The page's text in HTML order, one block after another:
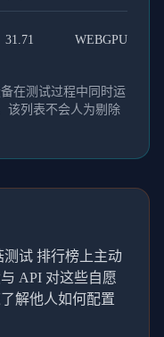
31.71 WEBGPU
在测试过程中同时运
该列表不会人为剔除
试 排行榜上主动
API 对这些自愿
解他人如何配置